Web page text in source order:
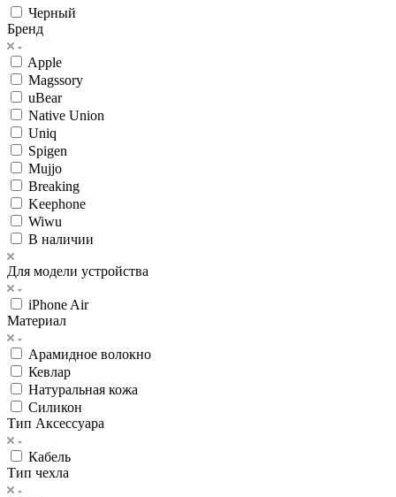
Черный
Бренд
Apple
Magssory
uBear
Native Union
Uniq
Spigen
Mujjo
Breaking
Keephone
Wiwu
В наличии
Для модели устройства
iPhone Air
Материал
Арамидное волокно
Кевлар
Натуральная кожа
Силикон
Тип Аксессуара
Кабель
Тип чехла